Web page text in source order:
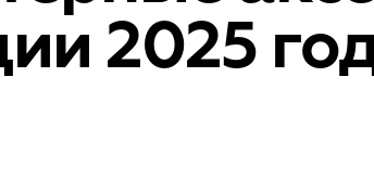
инноватор в сфере торговли
Благодаря
и фокусу на клиенте,
уникальные комплексные
Ключевая
2025